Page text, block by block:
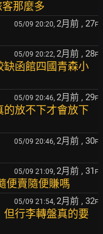
那麼多
05/09 20:20, 2月前 , 27F
05/09 20:22, 2月前 , 28F
缺函館四國青森小
05/09 20:46, 2月前 , 29F
放不下才會放下
05/09 20:46, 2月前 , 30F
05/09 21:09, 2月前 , 31 F
便賣隨便賺嗎
05/09 21:54, 2月前 , 32F
行李轉盤真的要